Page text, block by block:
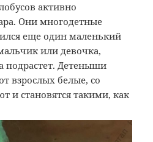
активно
Они многодетные
еще один маленький
или девочка,
подрастет. Детеныши
взрослых белые, со
и становятся такими, как